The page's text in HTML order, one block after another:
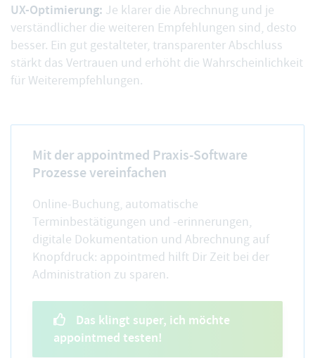
UX-Optimierung: Je klarer die Abrechnung und je
verständlicher die weiteren Empfehlungen sind, desto
besser. Ein gut gestalteter, transparenter Abschluss
stärkt das Vertrauen und erhöht die Wahrscheinlichkeit
für Weiterempfehlungen.
Mit der appointmed Praxis-Software
Prozesse vereinfachen
Online-Buchung, automatische
Terminbestätigungen und -erinnerungen,
digitale Dokumentation und Abrechnung auf
Knopfdruck: appointmed hilft Dir Zeit bei der
Administration zu sparen.
Das klingt super, ich möchte
appointmed testen!